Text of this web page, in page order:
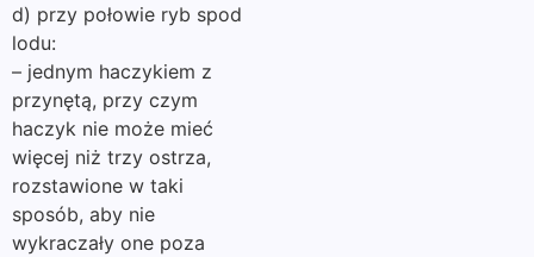
d) przy połowie ryb spod
lodu:
– jednym haczykiem z
przynętą, przy czym
haczyk nie może mieć
więcej niż trzy ostrza,
rozstawione w taki
sposób, aby nie
wykraczały one poza